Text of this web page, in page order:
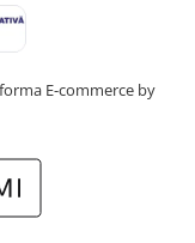
E-commerce by